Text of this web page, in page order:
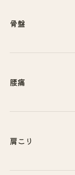
骨盤
腰痛
肩こり